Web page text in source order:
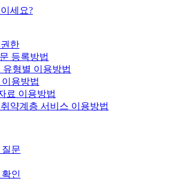
세요?
한
등록방법
유형별 이용방법
용방법
료 이용방법
약계층 서비스 이용방법
문
인